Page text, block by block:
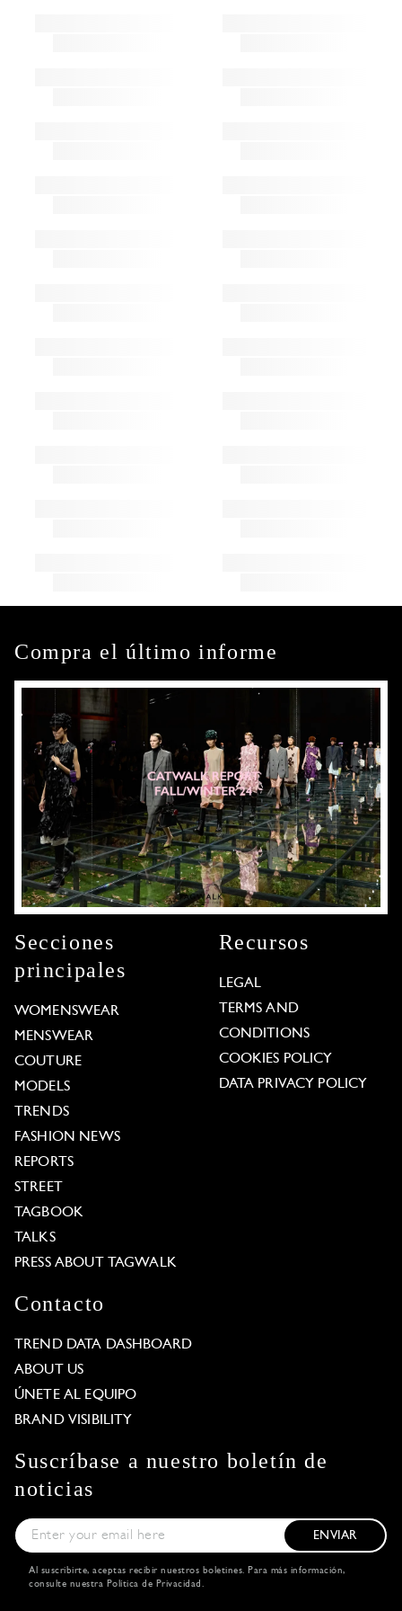
Compra el último informe
Secciones
principales
WOMENSWEAR
MENSWEAR
COUTURE
MODELS
TRENDS
FASHION NEWS
REPORTS
STREET
TAGBOOK
TALKS
PRESS ABOUT TAGWALK
Recursos
LEGAL
TERMS AND
CONDITIONS
COOKIES POLICY
DATA PRIVACY POLICY
Contacto
TREND DATA DASHBOARD
ABOUT US
ÚNETE AL EQUIPO
BRAND VISIBILITY
Suscríbase a nuestro boletín de
noticias
ENVIAR
Al suscribirte, aceptas recibir nuestros boletines. Para más información,
consulte nuestra Política de Privacidad .